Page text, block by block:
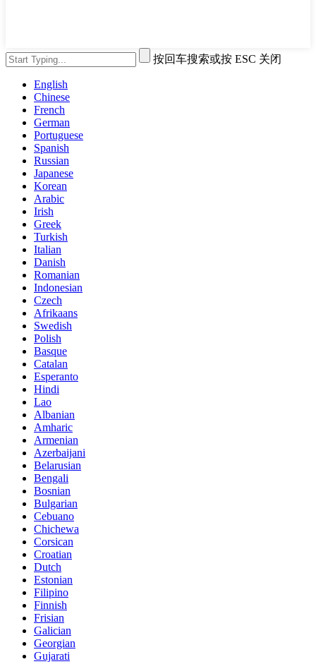
按回车搜索或按 ESC 关闭
English
Chinese
French
German
Portuguese
Spanish
Russian
Japanese
Korean
Arabic
Irish
Greek
Turkish
Italian
Danish
Romanian
Indonesian
Czech
Afrikaans
Swedish
Polish
Basque
Catalan
Esperanto
Hindi
Lao
Albanian
Amharic
Armenian
Azerbaijani
Belarusian
Bengali
Bosnian
Bulgarian
Cebuano
Chichewa
Corsican
Croatian
Dutch
Estonian
Filipino
Finnish
Frisian
Galician
Georgian
Gujarati